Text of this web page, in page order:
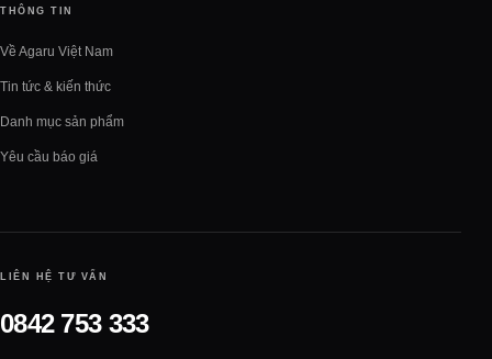
THÔNG TIN
Về Agaru Việt Nam
Tin tức & kiến thức
Danh mục sản phẩm
Yêu cầu báo giá
LIÊN HỆ TƯ VẤN
0842 753 333